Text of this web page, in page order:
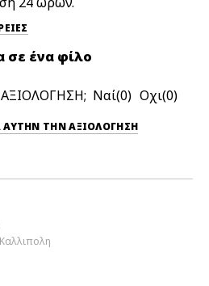
σε ένα φίλο
0 0
ΕΠΙΣΗΜΆΝΕΤΕ ΑΡΝΗΤΙΚΆ ΑΥΤΉΝ ΤΗΝ ΑΞΙΟΛΟΓΗΣΗ